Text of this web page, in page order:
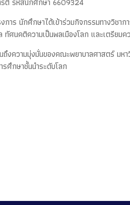
งการ นักศึกษาได้เข้าร่วมกิจกรรมทางวิ
ทัศนคติความเป็นพลเมืองโลก และเตรียม
ถึงความมุ่งมั่นของคณะพยาบาลศาสตร์ ม
รศึกษาชั้นนำระดับโลก